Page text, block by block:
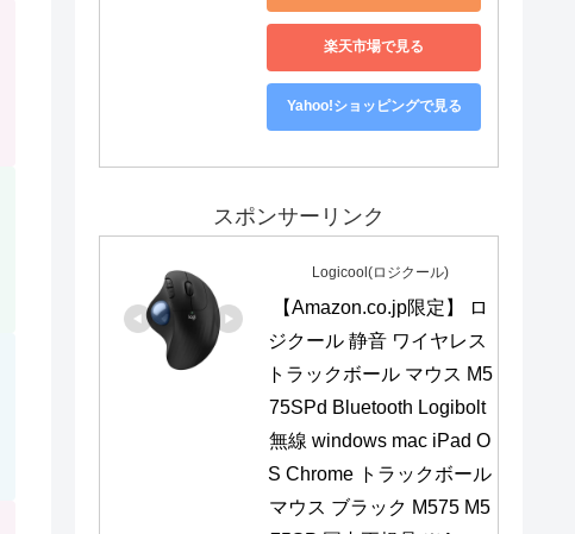
楽天市場で見る
Yahoo!ショッピングで見る
スポンサーリンク
Logicool(ロジクール)
【Amazon.co.jp限定】 ロ
ジクール 静音 ワイヤレス
トラックボール マウス M5
75SPd Bluetooth Logibolt
無線 windows mac iPad O
S Chrome トラックボール
マウス ブラック M575 M5